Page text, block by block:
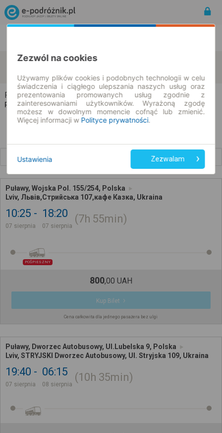
Puławy
Lviv
Puławy → Lviv
Rozkład jazdy i bilety
Puławy, Wojska Pol. 155/254, Polska
Lviv, Львів,Стрийська 107,кафе Казка, Ukraina
10:25
07 sierpnia
18:20
07 sierpnia
7h 55min
POŚPIESZNY
800,00 UAH
Kup Bilet
Cena całkowita dla jednego pasażera bez ulgi
Puławy, Dworzec Autobusowy, Ul.Lubelska 9, Polska
Lviv, STRYJSKI Dworzec Autobusowy, Ul. Stryjska 109, Ukraina
19:40
07 sierpnia
06:15
08 sierpnia
10h 35min
Zezwól na cookies
Używamy plików cookies i podobnych technologii w celu
świadczenia i ciągłego ulepszania naszych usług oraz
prezentowania promowanych usług zgodnie z
zainteresowaniami użytkowników. Wyrażoną zgodę
możesz w dowolnym momencie cofnąć lub zmienić.
Więcej informacji w Polityce prywatności.
Ustawienia Zezwalam